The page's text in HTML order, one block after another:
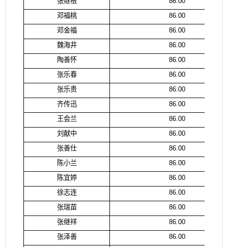
邓福桃
86.00
邓金福
86.00
魏海井
86.00
陶善怀
86.00
张乐春
86.00
张乐贵
86.00
齐传迅
86.00
王会兰
86.00
刘献中
86.00
张善仕
86.00
陈小兰
86.00
陈宜婷
86.00
徐志连
86.00
张瑞苗
86.00
张继祥
86.00
张泽善
86.00